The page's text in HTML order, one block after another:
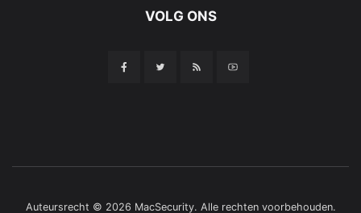
VOLG ONS
Auteursrecht © 2026 MacSecurity. Alle rechten voorbehouden.